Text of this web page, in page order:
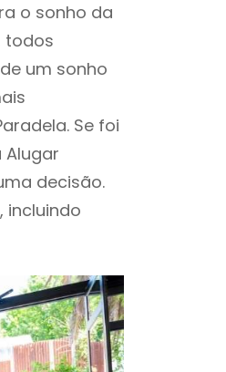
o sonho da
todos
um sonho
Se foi
Alugar
decisão.
, incluindo